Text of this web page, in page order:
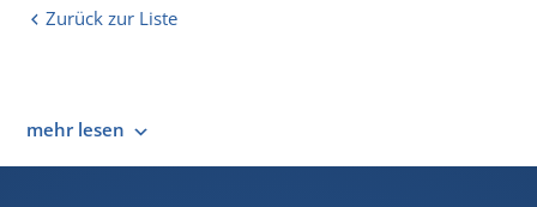
Zurück zur Liste
mehr lesen